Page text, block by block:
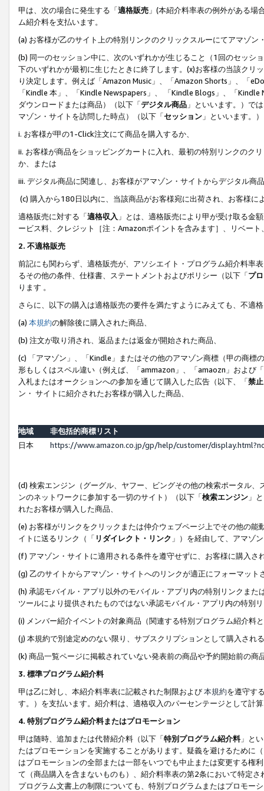
甲は、次の場合に発生する「適格販売 」(本紹介料率表の例外がある
ム紹介料を支払います。
(a) お客様が乙のサイト上の特別リンクのクリックスルーにてアマゾン
(b) 同一のセッション中に、次のいずれかが生じること（1回のセッシ
下のいずれかが最初に生じたときに終了します。(x)お客様の当該ク
り決定します。例えば「Amazon Music」、「Amazon Shorts」、「
「Kindle 本」、「Kindle Newspapers」、 「Kindle Blogs」、「
ダウンロードまたは商品）（以下「デジタル商品 」といいます。）で
マゾン・サイトを訪問した時点）（以下「セッション 」といいます。
i. お客様が甲の1-Click注文にて商品を購入するか、
ii. お客様が商品をショッピングカートに入れ、最初の特別リンクのク
か、または
iii. デジタル商品に関連し、お客様がアマゾン・サイトからデジタル
(c) 購入から180日以内に、当該商品がお客様宛に出荷され、お客様
適格販売に対する「適格収入 」とは、適格販売により甲が受け取る金
ービス料、クレジット［注：Amazonポイントを含みます］、リベー
2. 不適格販売
前記にも関わらず、適格販売が、アソシエイト・プログラム紹介料率
るその他の条件、仕様書、ステートメントおよびポリシー（以下「プ
ります 。
さらに、以下の購入は適格販売の要件を満たすようにみえても、不適
(a) 本規約の解除後に購入された商品、
(b) 注文が取り消され、返品または返金が開始された商品、
(c) 「アマゾン」、「Kindle」またはその他のアマゾン商標（甲の商
形もしくはスペル違い（例えば、「ammazon」、「amaozn」および
入札またはオークションへの参加を通じて購入した広告（以下、「禁
ン・ サイトに紹介されたお客様が購入した商品、
地域
非包括的商標リスト
日本
https://www.amazon.co.jp/gp/help/customer/
(d) 検索エンジン（グーグル、ヤフー、ビングその他の検索ポータル
ンのネットワークに参加する一切のサイト）（以下「検索エンジン 」
れたお客様が購入した商品、
(e) お客様がリンクをクリックまたは仲介ウェブページ上でその他の
イトに送るリンク（「 リダイレクト・リンク 」）を経由して、アマゾ
(f) アマゾン・サイトに適用される条件を遵守せずに、お客様に購入さ
(g) 乙のサイトからアマゾン・サイトへのリンクが適正にフォーマッ
(h) 承認モバイル・アプリ以外のモバイル・アプリ内の特別リンクま
ツールにより提供されたものではない承認モバイル・アプリ内の特別
(i) メンバー紹介イベントの対象商品（関連する特別プログラム紹介料
(j) 本規約で別途定めのない限り、サブスクリプションとして購入され
(k) 商品一覧ページに掲載されていない発表前の商品や予約開始前の商
3. 標準プログラム紹介料
甲は乙に対し、本紹介料率表に記載された制限および本規約を遵守す
す。）を支払います。紹介料は、適格収入のパーセンテージとして計
4. 特別プログラム紹介料またはプロモーション
甲は随時、追加または代替紹介料（以下「特別プログラム紹介料」と
たはプロモーションを実施することがあります。疑義を避けるために
はプロモーションの全部または一部をいつでも中止または変更する権
て（商品購入を含まないものも）、紹介料率表の第2条において特定
プログラム文書上の制限についても、特別プログラムまたはプロモー